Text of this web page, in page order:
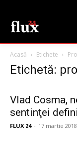
Acasă Etichete
Etichetă:
Vlad Cosma,
sentinţei
FLUX 24 - 17 martie